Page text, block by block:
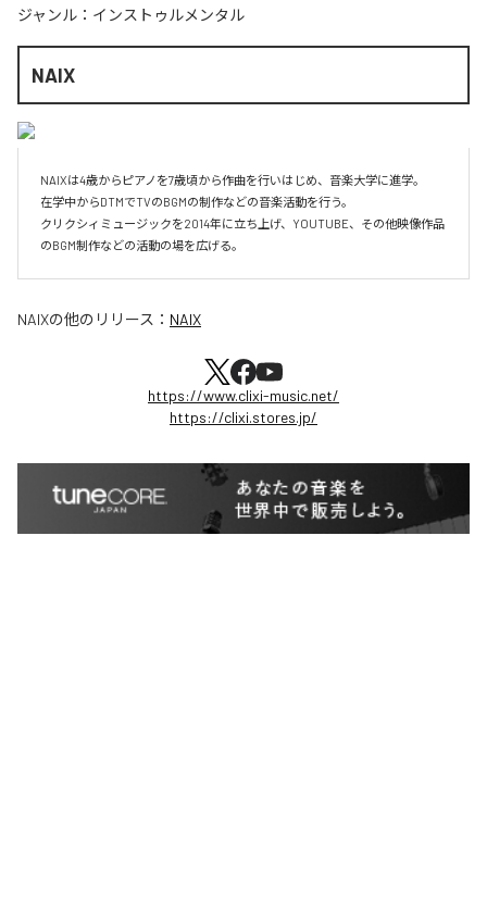
ジャンル： インストゥルメンタル
NAIX
NAIXは4歳からピアノを7歳頃から作曲を行いはじめ、音楽大学に進学。
在学中からDTMでTVのBGMの制作などの音楽活動を行う。
クリクシィミュージックを2014年に立ち上げ、YOUTUBE、その他映像作品
のBGM制作などの活動の場を広げる。
NAIXの他のリリース： NAIX
https://www.clixi-music.net/
https://clixi.stores.jp/